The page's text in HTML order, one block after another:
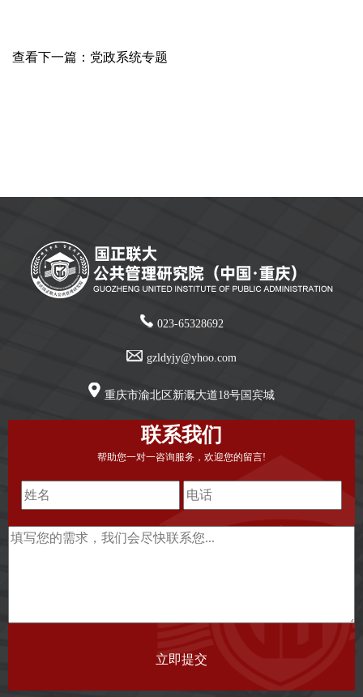
查看下一篇：党政系统专题
023-65328692
gzldyjy@yhoo.com
重庆市渝北区新溉大道18号国宾城
联系我们
帮助您一对一咨询服务，欢迎您的留言!